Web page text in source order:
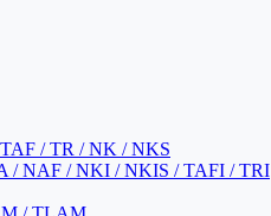
/ TR / NK / NKS
/ NAF / NKI / NKIS / TAFI / TRI